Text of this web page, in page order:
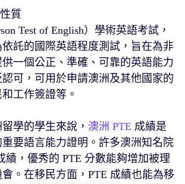
質
Test of English）學術英語考試，
託的國際英語程度測試，旨在為非
一個公正、準確、可靠的英語能力
可，可用於申請澳洲及其他國家的
工作簽證等。
學的學生來說， 澳洲 PTE 成績是
要語言能力證明。許多澳洲知名院
績，優秀的 PTE 分數能夠增加被理
。在移民方面，PTE 成績也能為移